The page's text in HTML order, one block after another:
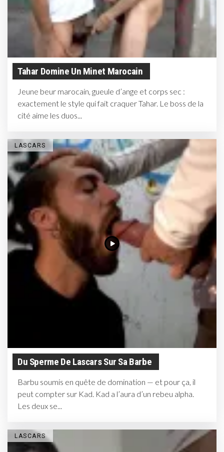
Tahar Domine Un Minet Marocain
Jeune beur marocain, gueule d’ange et corps sec :
exactement le style qui fait craquer Tahar. Le boss de la
cité aime les duos...
LASCARS
Du Sperme De Lascars Sur Sa Barbe
Barbu soumis en quête de domination — et pour ça, il
peut compter sur Kad. Kad a l’aura d’un rebeu alpha.
Les deux se...
LASCARS